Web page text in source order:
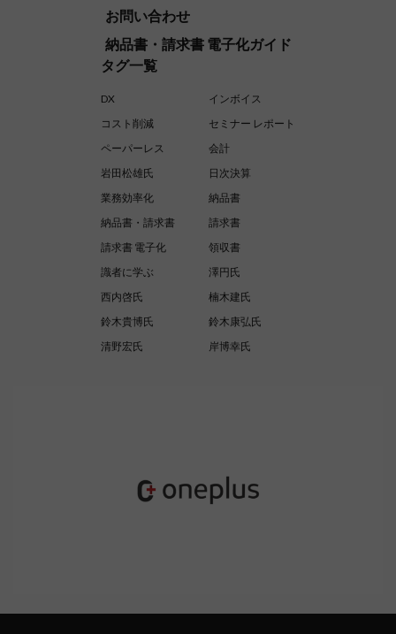
お問い合わせ
納品書・請求書 電子化ガイド
タグ一覧
DX
インボイス
コスト削減
セミナー レポート
ペーパーレス
会計
岩田松雄氏
日次決算
業務効率化
納品書
納品書・請求書
請求書
請求書 電子化
領収書
識者に学ぶ
澤円氏
西内啓氏
楠木建氏
鈴木貴博氏
鈴木康弘氏
清野宏氏
岸博幸氏